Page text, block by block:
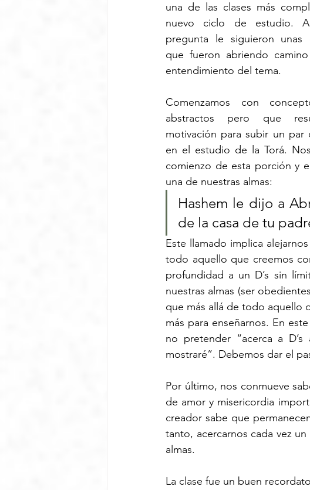
una de las clases más
nuevo ciclo de estudio.
pregunta le siguieron unas
que fueron abriendo
entendimiento del tema.
Comenzamos con
abstractos pero que
motivación para subir un par
en el estudio de la Torá.
comienzo de esta porción y
una de nuestras almas:
Hashem le dijo a
de la casa de tu
Este llamado implica
todo aquello que creemos
profundidad a un D’s sin
nuestras almas (ser
que más allá de todo aquello
más para enseñarnos. En
no pretender “acerca a
mostraré”. Debemos dar el
Por último, nos conmueve
de amor y misericordia
creador sabe que
tanto, acercarnos cada vez
almas.
La clase fue un buen